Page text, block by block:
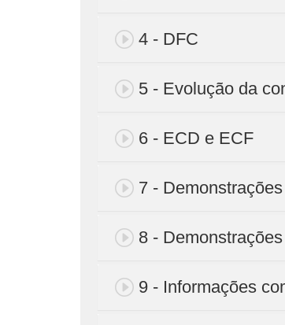
4 - DFC
5 - Evolução da
6 - ECD e ECF
7 -
8 -
9 - Informações